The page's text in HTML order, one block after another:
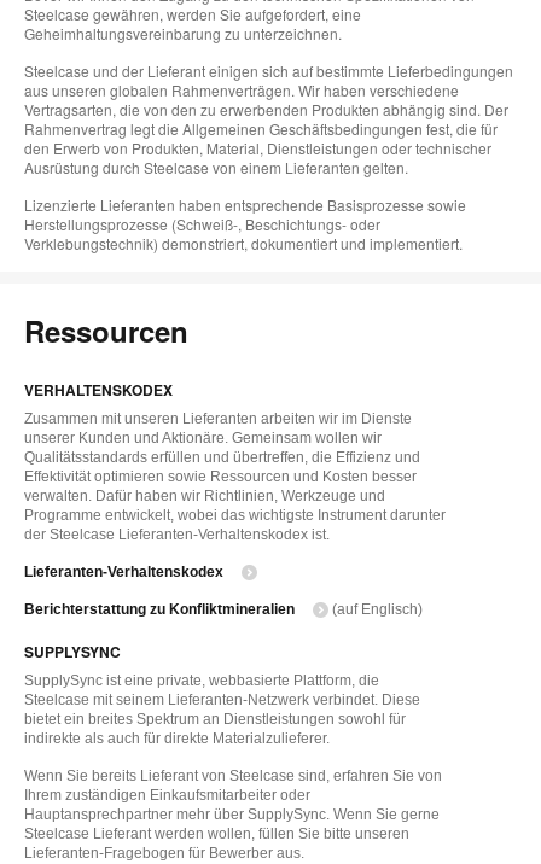
Steelcase gewähren, werden Sie aufgefordert, eine
Geheimhaltungsvereinbarung zu unterzeichnen.
Steelcase und der Lieferant einigen sich auf bestimmte Lieferbedingungen
aus unseren globalen Rahmenverträgen. Wir haben verschiedene
Vertragsarten, die von den zu erwerbenden Produkten abhängig sind. Der
Rahmenvertrag legt die Allgemeinen Geschäftsbedingungen fest, die für
den Erwerb von Produkten, Material, Dienstleistungen oder technischer
Ausrüstung durch Steelcase von einem Lieferanten gelten.
Lizenzierte Lieferanten haben entsprechende Basisprozesse sowie
Herstellungsprozesse (Schweiß-, Beschichtungs- oder
Verklebungstechnik) demonstriert, dokumentiert und implementiert.
Ressourcen
VERHALTENSKODEX
Zusammen mit unseren Lieferanten arbeiten wir im Dienste
unserer Kunden und Aktionäre. Gemeinsam wollen wir
Qualitätsstandards erfüllen und übertreffen, die Effizienz und
Effektivität optimieren sowie Ressourcen und Kosten besser
verwalten. Dafür haben wir Richtlinien, Werkzeuge und
Programme entwickelt, wobei das wichtigste Instrument darunter
der Steelcase Lieferanten-Verhaltenskodex ist.
Lieferanten-Verhaltenskodex
Berichterstattung zu Konfliktmineralien (auf Englisch)
SUPPLYSYNC
SupplySync ist eine private, webbasierte Plattform, die
Steelcase mit seinem Lieferanten-Netzwerk verbindet. Diese
bietet ein breites Spektrum an Dienstleistungen sowohl für
indirekte als auch für direkte Materialzulieferer.
Wenn Sie bereits Lieferant von Steelcase sind, erfahren Sie von
Ihrem zuständigen Einkaufsmitarbeiter oder
Hauptansprechpartner mehr über SupplySync. Wenn Sie gerne
Steelcase Lieferant werden wollen, füllen Sie bitte unseren
Lieferanten-Fragebogen für Bewerber aus.